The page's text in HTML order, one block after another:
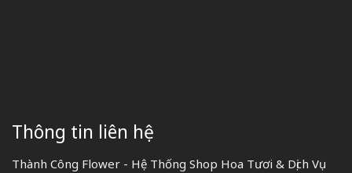
Thông tin liên hệ
Thành Công Flower - Hệ Thống Shop Hoa Tươi & Dịch Vụ